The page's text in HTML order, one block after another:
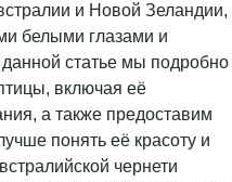
и Новой Зеландии,
белыми глазами и
статье мы подробно
включая её
а также предоставим
понять её красоту и
чернети